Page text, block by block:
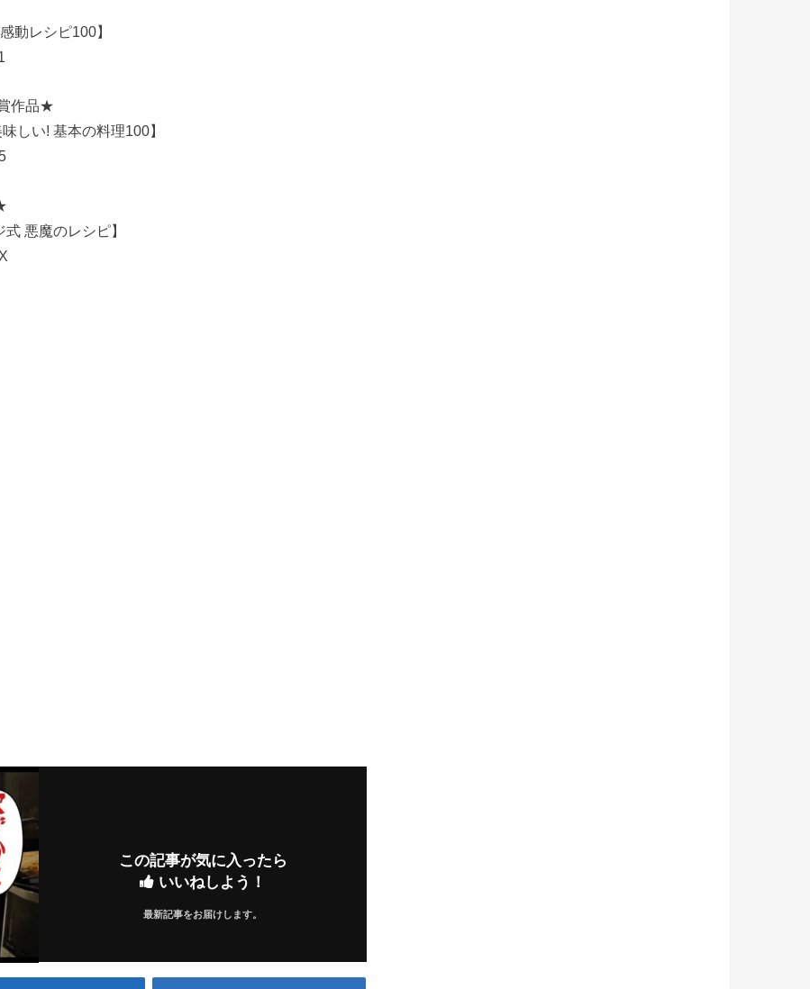
動レシピ100】
作品★
しい! 基本の料理100】
悪魔のレシピ】
この記事が気に入ったら
いいねしよう！
最新記事をお届けします。